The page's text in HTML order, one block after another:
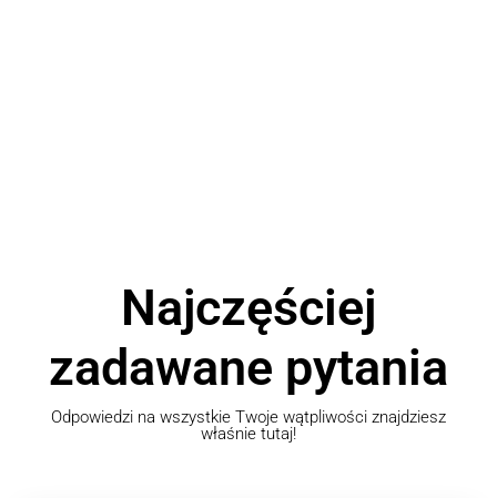
Najczęściej
zadawane pytania
Odpowiedzi na wszystkie Twoje wątpliwości znajdziesz
właśnie tutaj!